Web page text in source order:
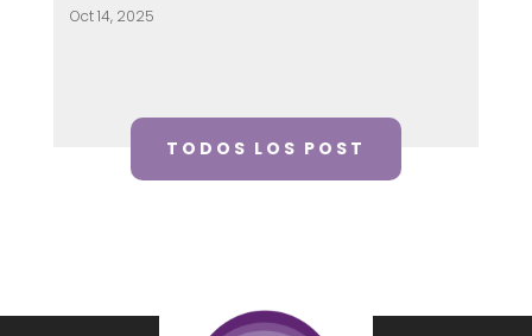
Oct 14, 2025
TODOS LOS POST